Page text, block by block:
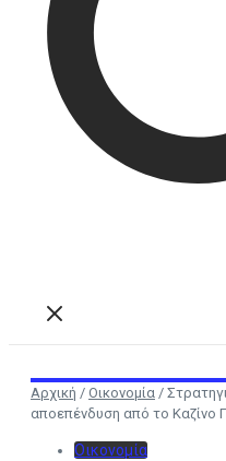
Αρχική / Οικονομία /
αποεπένδυση από το Καζίνο
Οικονομία